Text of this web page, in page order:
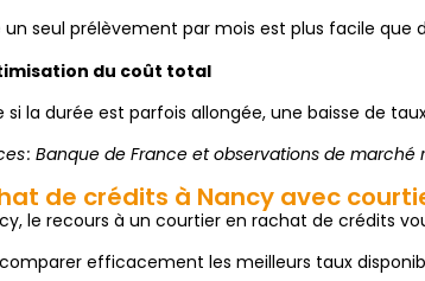
un seul prélèvement par mois est plus facile
du coût total
si la durée est parfois allongée, une baisse de
: Banque de France et observations de
de crédits à Nancy avec
le recours à un courtier en rachat de crédits
comparer efficacement les meilleurs taux